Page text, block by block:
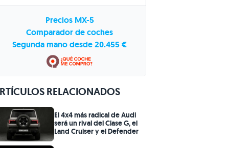
Precios MX-5
Comparador de coches
Segunda mano desde 20.455 €
RELACIONADOS
El 4x4 más radical de Audi
será un rival del Clase G, el
Land Cruiser y el Defender